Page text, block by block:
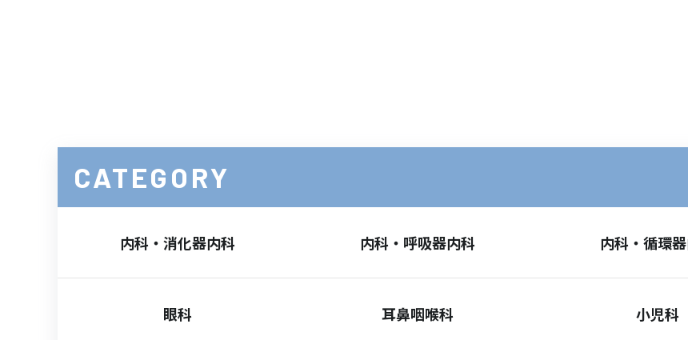
CATEGORY
内科・消化器内科 内科・呼吸器内科 内科・循環
眼科 耳鼻咽喉科 小児科